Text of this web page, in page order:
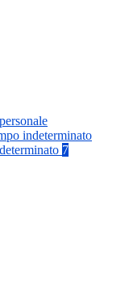
indeterminato
7